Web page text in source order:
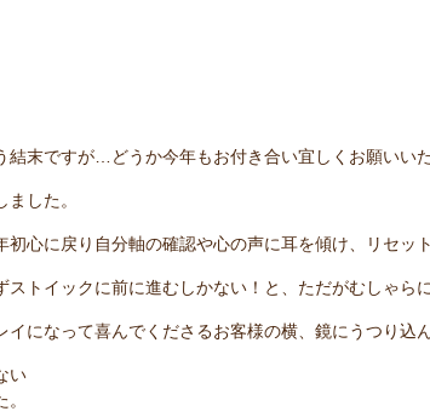
結末ですが…どうか今年もお付き合い宜しくお願いい
した。
心に戻り自分軸の確認や心の声に耳を傾け、リセッ
トイックに前に進むしかない！と、ただがむしゃら
になって喜んでくださるお客様の横、鏡にうつり込
い